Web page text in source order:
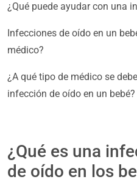
¿Qué puede ayudar con una
Infecciones de oído en un
médico?
¿A qué tipo de médico se
infección de oído en un bebé?
¿Qué es una
de oído en los